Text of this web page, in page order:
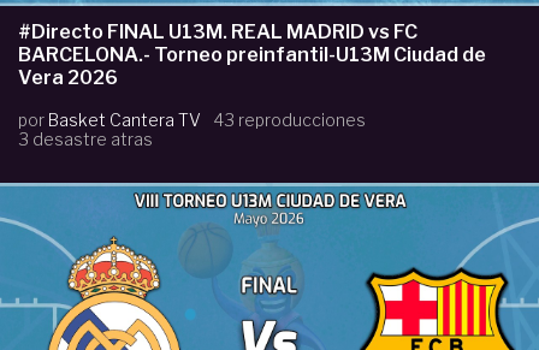
#Directo FINAL U13M. REAL MADRID vs FC
BARCELONA.- Torneo preinfantil-U13M Ciudad de
Vera 2026
por Basket Cantera TV
43 reproducciones
3 desastre atras